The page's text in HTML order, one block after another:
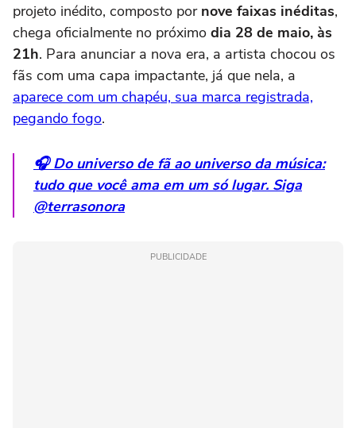
projeto inédito, composto por nove faixas inéditas,
chega oficialmente no próximo dia 28 de maio, às
21h. Para anunciar a nova era, a artista chocou os
fãs com uma capa impactante, já que nela, a
aparece com um chapéu, sua marca registrada,
pegando fogo.
🎧 Do universo de fã ao universo da música:
tudo que você ama em um só lugar. Siga
@terrasonora
PUBLICIDADE